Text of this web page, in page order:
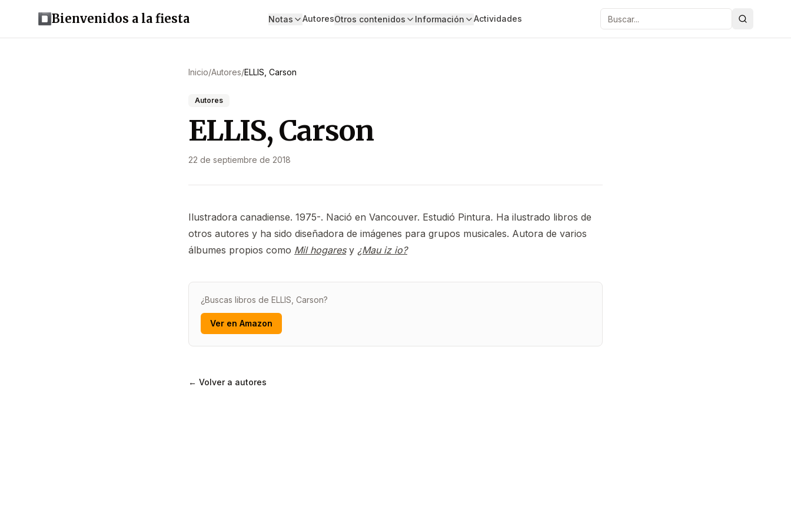
Bienvenidos a la fiesta Notas AutoresOtros contenidos Información Actividades Buscar
Inicio/Autores/ELLIS, Carson
Autores
ELLIS, Carson
22 de septiembre de 2018
Ilustradora canadiense. 1975-. Nació en Vancouver. Estudió Pintura. Ha ilustrado libros de
otros autores y ha sido diseñadora de imágenes para grupos musicales. Autora de varios
álbumes propios como Mil hogaresy ¿Mau iz io?
¿Buscas libros de ELLIS, Carson?
Ver en Amazon
← Volver a autores